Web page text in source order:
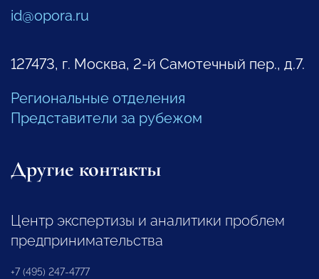
id@opora.ru
127473, г. Москва, 2-й Самотечный пер., д.7.
Региональные отделения
Представители за рубежом
Другие контакты
Центр экспертизы и аналитики проблем
предпринимательства
+7 (495) 247-4777